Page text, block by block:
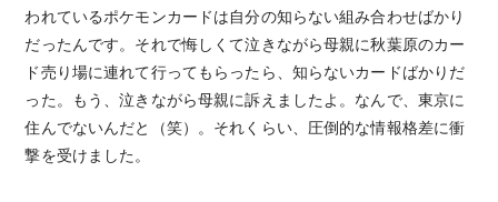
われているポケモンカードは自分の知らない組み合わせばかり
だったんです。それで悔しくて泣きながら母親に秋葉原のカー
ド売り場に連れて行ってもらったら、知らないカードばかりだ
った。もう、泣きながら母親に訴えましたよ。なんで、東京に
住んでないんだと（笑）。それくらい、圧倒的な情報格差に衝
撃を受けました。